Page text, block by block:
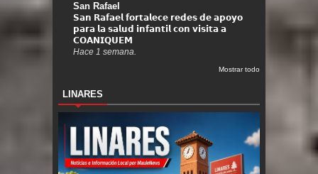
San Rafael
𝗦𝗮𝗻 𝗥𝗮𝗳𝗮𝗲𝗹 𝗳𝗼𝗿𝘁𝗮𝗹𝗲𝗰𝗲 𝗿𝗲𝗱𝗲𝘀 𝗱𝗲 𝗮𝗽𝗼𝘆𝗼
𝗽𝗮𝗿𝗮 𝗹𝗮 𝘀𝗮𝗹𝘂𝗱 𝗶𝗻𝗳𝗮𝗻𝘁𝗶𝗹 𝗰𝗼𝗻 𝘃𝗶𝘀𝗶𝘁𝗮 𝗮
𝗖𝗢𝗔𝗡𝗜𝗤𝗨𝗘𝗠
Hace 1 semana.
Mostrar todo
LINARES